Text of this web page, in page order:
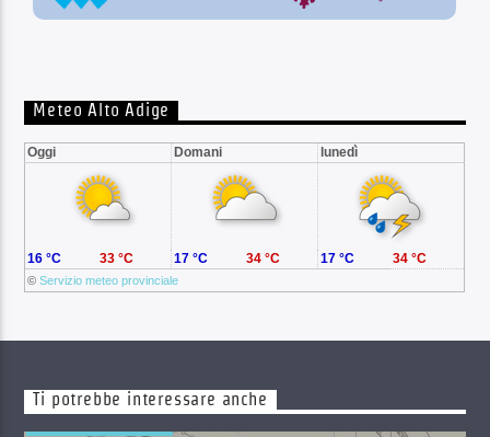
Meteo Alto Adige
Oggi Domani lunedì
©Servizio meteo provinciale
16 °C 33 °C 17 °C 34 °C 17 °C 34 °C
Ti potrebbe interessare anche